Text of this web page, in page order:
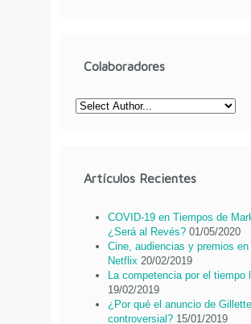
Colaboradores
Artículos Recientes
COVID-19 en Tiempos de
¿Será al Revés? 01/05/2020
Cine, audiencias y premios
Netflix 20/02/2019
La competencia por el tiempo
19/02/2019
¿Por qué el anuncio de
controversial? 15/01/2019